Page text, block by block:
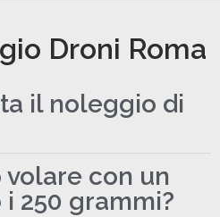
Droni Roma
il noleggio di
volare con un
250 grammi?